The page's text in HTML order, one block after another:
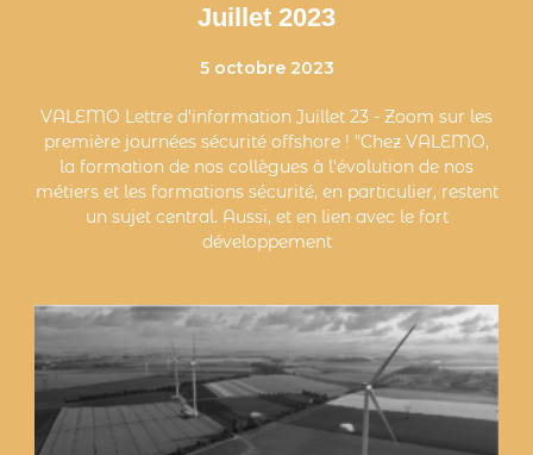
Juillet 2023
5 octobre 2023
VALEMO Lettre d'information Juillet 23 - Zoom sur les
première journées sécurité offshore ! "Chez VALEMO,
la formation de nos collègues à l'évolution de nos
métiers et les formations sécurité, en particulier, restent
un sujet central. Aussi, et en lien avec le fort
développement